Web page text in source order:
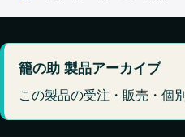
籠の助 製品アーカイブ
この製品の受注・販売・個